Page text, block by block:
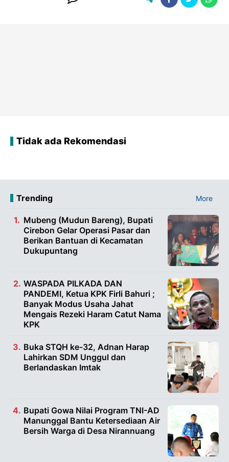
Tidak ada Rekomendasi
Trending More
Mubeng (Mudun Bareng), Bupati
Cirebon Gelar Operasi Pasar dan
Berikan Bantuan di Kecamatan
Dukupuntang
WASPADA PILKADA DAN
PANDEMI, Ketua KPK Firli Bahuri ;
Banyak Modus Usaha Jahat
Mengais Rezeki Haram Catut Nama
KPK
Buka STQH ke-32, Adnan Harap
Lahirkan SDM Unggul dan
Berlandaskan Imtak
Bupati Gowa Nilai Program TNI-AD
Manunggal Bantu Ketersediaan Air
Bersih Warga di Desa Nirannuang